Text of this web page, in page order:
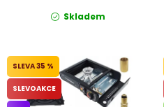
Skladem
35 %
SLEVOAKCE